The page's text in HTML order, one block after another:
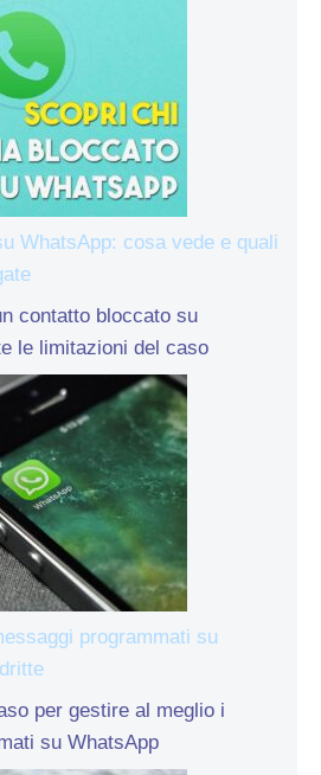
WhatsApp: cosa vede e quali
contatto bloccato su
le limitazioni del caso
programmati su
per gestire al meglio i
su WhatsApp